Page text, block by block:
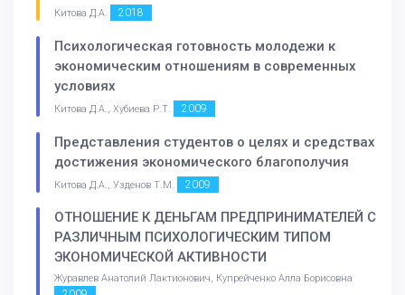
Китова Д.А. 2018
Психологическая готовность молодежи к
экономическим отношениям в современных
условиях
Китова Д.А., Хубиева Р.Т. 2009
Представления студентов о целях и средствах
достижения экономического благополучия
Китова Д.А., Узденов Т.М. 2009
ОТНОШЕНИЕ К ДЕНЬГАМ ПРЕДПРИНИМАТЕЛЕЙ С
РАЗЛИЧНЫМ ПСИХОЛОГИЧЕСКИМ ТИПОМ
ЭКОНОМИЧЕСКОЙ АКТИВНОСТИ
Журавлев Анатолий Лактионович, Купрейченко Алла Борисовна